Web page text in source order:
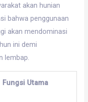
akan hunian
bahwa penggunaan
akan mendominasi
ini demi
lembap.
Fungsi Utama